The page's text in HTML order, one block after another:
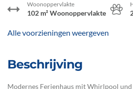
Woonoppervlakte
102 m² Woonoppervlakte
Alle voorzieningen weergeven
Beschrijving
Modernes Ferienhaus mit Whirlpool und